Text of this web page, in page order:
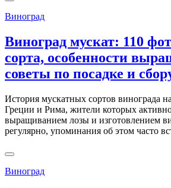
Виноград
Виноград мускат: 110
сорта, особенности
советы по посадке и
История мускатных сортов винограда
Греции и Рима, жители которых
выращиванием лозы и изготовлением
регулярно, упоминания об этом часто
Виноград